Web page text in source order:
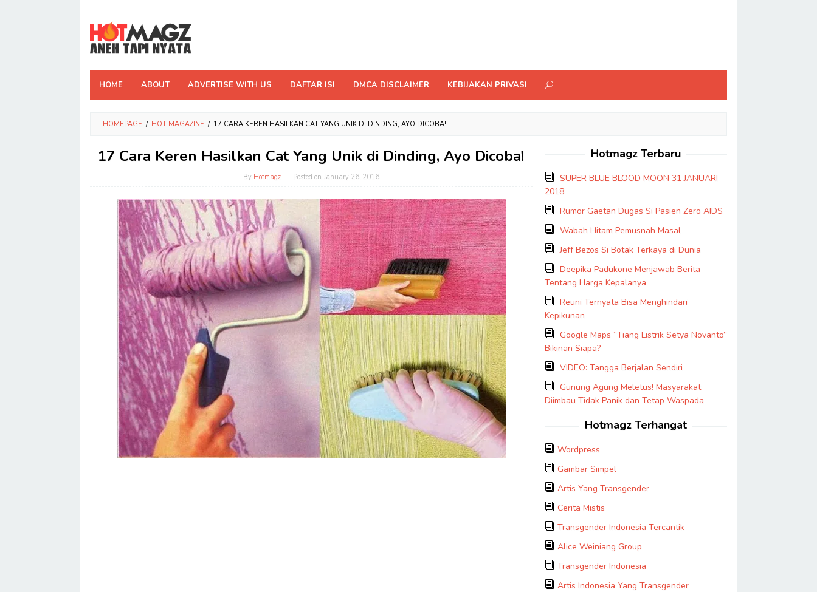
content
HOME ABOUT ADVERTISE WITH US DAFTAR ISI DMCA DISCLAIMER KEBIJAKAN PRIVASI
HOMEPAGE / HOT MAGAZINE / 17 CARA KEREN HASILKAN CAT YANG UNIK DI DINDING, AYO DICOBA!
17 Cara Keren Hasilkan Cat Yang Unik di Dinding, Ayo Dicoba!
By Hotmagz Posted on January 26, 2016
Hotmagz Terbaru
SUPER BLUE BLOOD MOON 31 JANUARI
2018
Rumor Gaetan Dugas Si Pasien Zero AIDS
Wabah Hitam Pemusnah Masal
Jeff Bezos Si Botak Terkaya di Dunia
Deepika Padukone Menjawab Berita
Tentang Harga Kepalanya
Reuni Ternyata Bisa Menghindari
Kepikunan
Google Maps “Tiang Listrik Setya Novanto”
Bikinan Siapa?
VIDEO: Tangga Berjalan Sendiri
Gunung Agung Meletus! Masyarakat
Diimbau Tidak Panik dan Tetap Waspada
Hotmagz Terhangat
Wordpress
Gambar Simpel
Artis Yang Transgender
Cerita Mistis
Transgender Indonesia Tercantik
Alice Weiniang Group
Transgender Indonesia
Artis Indonesia Yang Transgender